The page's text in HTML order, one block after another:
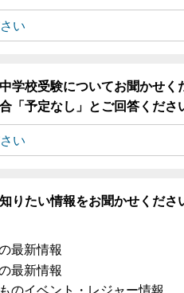
学校受験についてお聞かせく
「予定なし」とご回答くださ
りたい情報をお聞かせくださ
最新情報
最新情報